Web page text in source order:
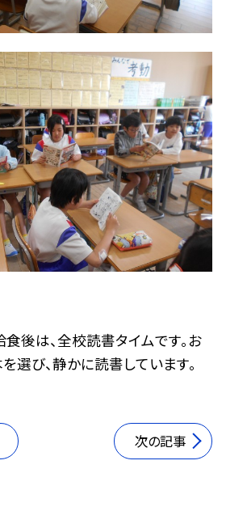
後は、全校読書タイムです。お
選び、静かに読書しています。
次の記事